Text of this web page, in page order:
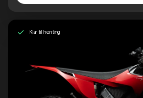
Klar til henting